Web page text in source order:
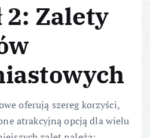
2: Zalety
oferują szereg korzyści,
atrakcyjną opcją dla wielu